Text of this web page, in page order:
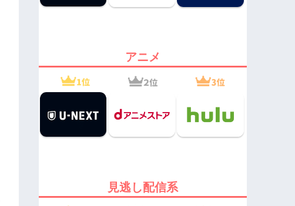
アニメ
見逃し配信系